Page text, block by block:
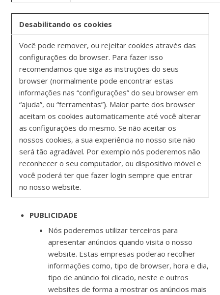
Desabilitando os cookies
Você pode remover, ou rejeitar cookies através das
configurações do browser. Para fazer isso
recomendamos que siga as instruções do seus
browser (normalmente pode encontrar estas
informações nas “configurações” do seu browser em
“ajuda”, ou “ferramentas”). Maior parte dos browser
aceitam os cookies automaticamente até você alterar
as configurações do mesmo. Se não aceitar os
nossos cookies, a sua experiência no nosso site não
será tão agradável. Por exemplo nós poderemos não
reconhecer o seu computador, ou dispositivo móvel e
você poderá ter que fazer login sempre que entrar
no nosso website.
PUBLICIDADE
Nós poderemos utilizar terceiros para
apresentar anúncios quando visita o nosso
website. Estas empresas poderão recolher
informações como, tipo de browser, hora e dia,
tipo de anúncio foi clicado, neste e outros
websites de forma a mostrar os anúncios mais